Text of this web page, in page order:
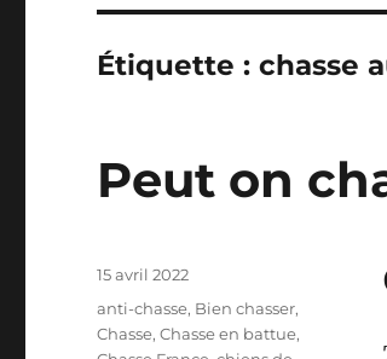
Étiquette :chasse
Peut on
P
15 avril 2022
C
a
anti-chasse, Bien chasser,
Chasse,Chasse en battue,